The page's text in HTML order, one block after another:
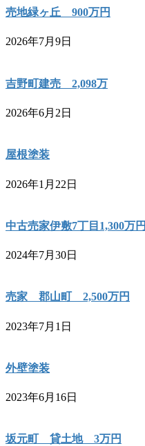
売地緑ヶ丘 900万円
2026年7月9日
吉野町建売 2,098万
2026年6月2日
屋根塗装
2026年1月22日
中古売家伊敷7丁目1,300万円
2024年7月30日
売家 郡山町 2,500万円
2023年7月1日
外壁塗装
2023年6月16日
坂元町 貸土地 3万円